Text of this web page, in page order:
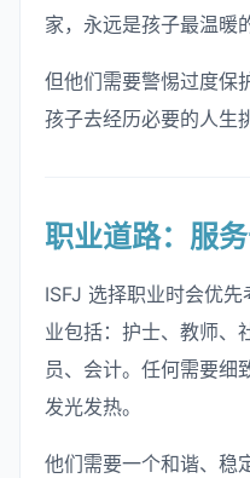
家，永远是孩子最温暖
但他们需要警惕过度保
孩子去经历必要的人生
职业道路：服
ISFJ 选择职业时会优
业包括：护士、教师、
员、会计。任何需要细
发光发热。
他们需要一个和谐、稳